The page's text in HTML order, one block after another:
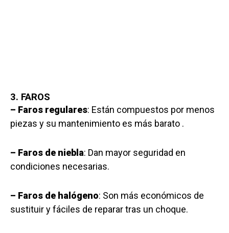
3. FAROS
– Faros regulares: Están compuestos por menos
piezas y su mantenimiento es más barato .
– Faros de niebla: Dan mayor seguridad en
condiciones necesarias.
– Faros de halógeno: Son más económicos de
sustituir y fáciles de reparar tras un choque.